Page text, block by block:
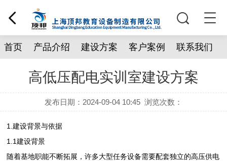
首页 产品介绍 建设方案 客户案例 联系我们
高低压配电实训室建设方案
发布日期：2024-09-04 10:45 浏览次数：
1.建设背景与依据
1.1建设背景
随着基地职能不断拓展，许多大型任务设备需要配套独立的高压供电